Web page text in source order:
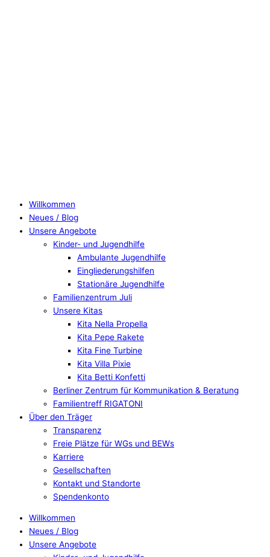
Willkommen
Neues / Blog
Unsere Angebote
Kinder- und Jugendhilfe
Ambulante Jugendhilfe
Eingliederungshilfen
Stationäre Jugendhilfe
Familienzentrum Juli
Unsere Kitas
Kita Nella Propella
Kita Pepe Rakete
Kita Fine Turbine
Kita Villa Pixie
Kita Betti Konfetti
Berliner Zentrum für Kommunikation & Beratung
Familientreff RIGATONI
Über den Träger
Transparenz
Freie Plätze für WGs und BEWs
Karriere
Gesellschaften
Kontakt und Standorte
Spendenkonto
Willkommen
Neues / Blog
Unsere Angebote